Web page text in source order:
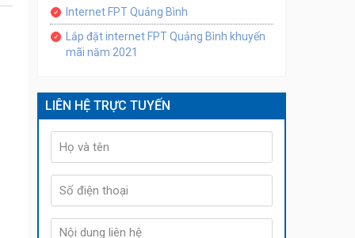
Internet FPT Quảng Bình
Lắp đặt internet FPT Quảng Bình khuyến
mãi năm 2021
LIÊN HỆ TRỰC TUYẾN